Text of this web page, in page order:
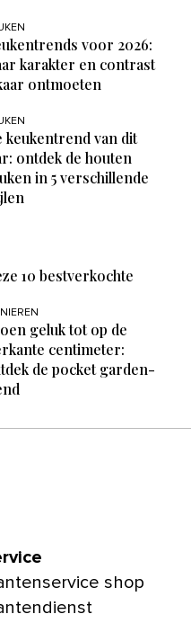
voor 2026:
karakter en contrast
ontmoeten
keukentrend van dit
ontdek de houten
in 5 verschillende
10 bestverkochte
geluk tot op de
centimeter:
de pocket garden-
shop